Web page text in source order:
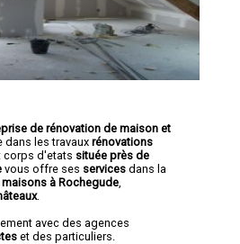
de rénovation de maison et
dans les travaux rénovations
corps d'etats située près de
vous offre ses services dans la
maisons à Rochegude
.
avec des agences
et des particuliers.